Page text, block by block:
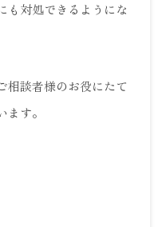
も対処できるようにな
相談者様のお役にたて
す。